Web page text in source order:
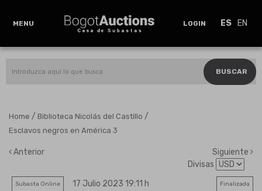
MENU LOGIN ES EN
BUSCAR
Home / Biblioteca Nicolás del Castillo /
Esclavos negros en América 3
Anterior
Siguiente
Divisas
Subasta Online 17 Julio 2023 19:11 h Finalizada